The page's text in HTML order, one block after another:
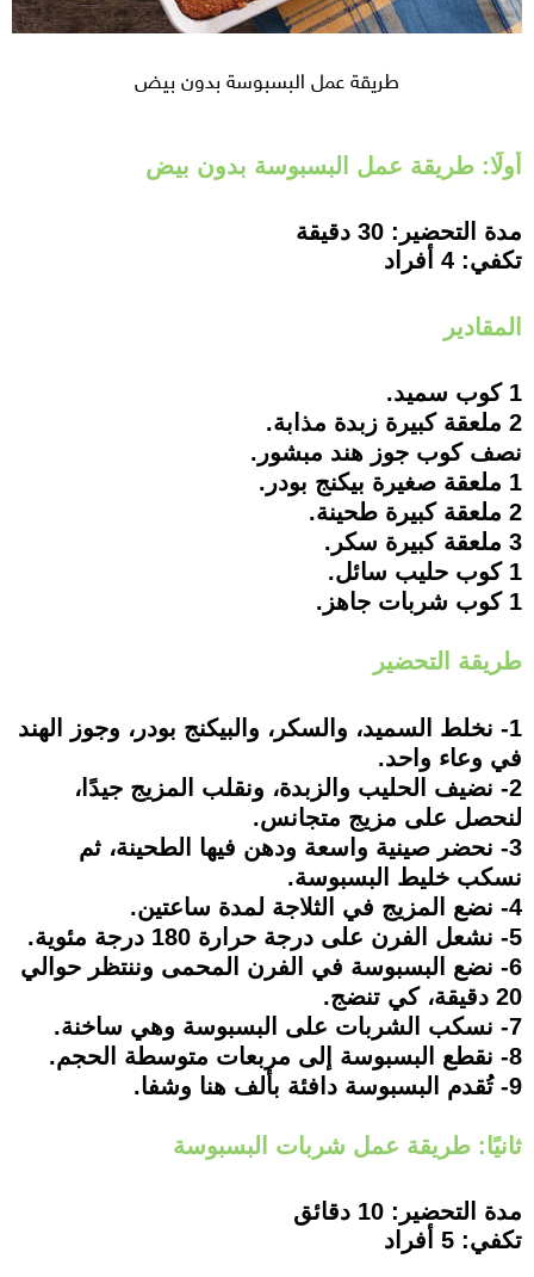
طريقة عمل البسبوسة بدون بيض
أولًا: طريقة عمل البسبوسة بدون بيض
مدة التحضير: 30 دقيقة
تكفي: 4 أفراد
المقادير
1 كوب سميد.
2 ملعقة كبيرة زبدة مذابة.
نصف كوب جوز هند مبشور.
1 ملعقة صغيرة بيكنج بودر.
2 ملعقة كبيرة طحينة.
3 ملعقة كبيرة سكر.
1 كوب حليب سائل.
1 كوب شربات جاهز.
طريقة التحضير
1- نخلط السميد، والسكر، والبيكنج بودر، وجوز الهند
في وعاء واحد.
2- نضيف الحليب والزبدة، ونقلب المزيج جيدًا،
لنحصل على مزيج متجانس.
3- نحضر صينية واسعة ودهن فيها الطحينة، ثم
نسكب خليط البسبوسة.
4- نضع المزيج في الثلاجة لمدة ساعتين.
5- نشعل الفرن على درجة حرارة 180 درجة مئوية.
6- نضع البسبوسة في الفرن المحمى وننتظر حوالي
20 دقيقة، كي تنضج.
7- نسكب الشربات على البسبوسة وهي ساخنة.
8- نقطع البسبوسة إلى مربعات متوسطة الحجم.
9- تُقدم البسبوسة دافئة بألف هنا وشفا.
ثانيًا: طريقة عمل شربات البسبوسة
مدة التحضير: 10 دقائق
تكفي: 5 أفراد